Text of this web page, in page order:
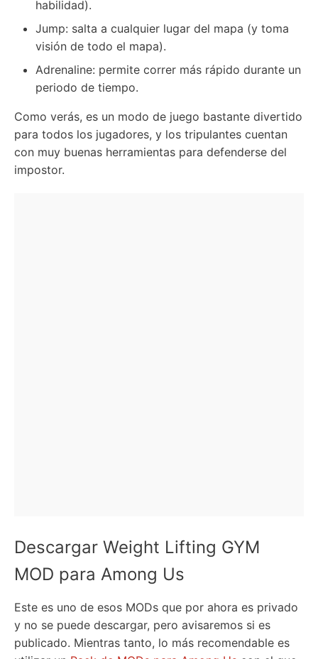
habilidad).
Jump: salta a cualquier lugar del mapa (y toma
visión de todo el mapa).
Adrenaline: permite correr más rápido durante un
periodo de tiempo.
Como verás, es un modo de juego bastante divertido
para todos los jugadores, y los tripulantes cuentan
con muy buenas herramientas para defenderse del
impostor.
Descargar Weight Lifting GYM
MOD para Among Us
Este es uno de esos MODs que por ahora es privado
y no se puede descargar, pero avisaremos si es
publicado. Mientras tanto, lo más recomendable es